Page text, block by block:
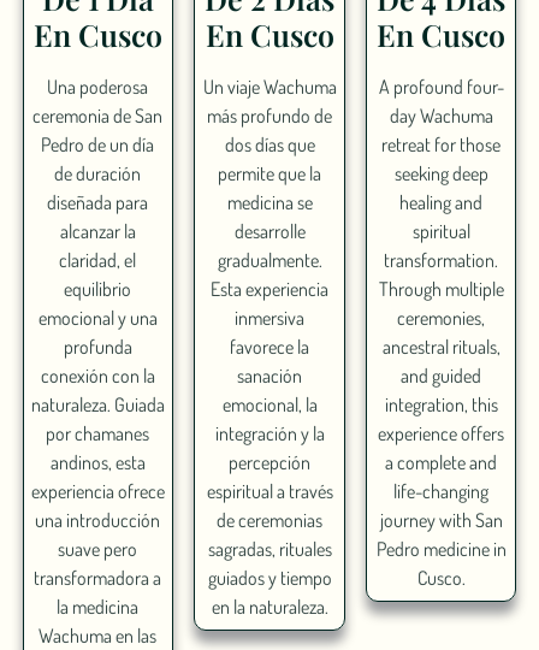
En Cusco
Una poderosa
ceremonia de San
Pedro de un día
de duración
diseñada para
alcanzar la
claridad, el
equilibrio
emocional y una
profunda
conexión con la
naturaleza. Guiada
por chamanes
andinos, esta
experiencia ofrece
una introducción
suave pero
transformadora a
la medicina
Wachuma en las
En Cusco
Un viaje Wachuma
más profundo de
dos días que
permite que la
medicina se
desarrolle
gradualmente.
Esta experiencia
inmersiva
favorece la
sanación
emocional, la
integración y la
percepción
espiritual a través
de ceremonias
sagradas, rituales
guiados y tiempo
en la naturaleza.
En Cusco
A profound four-
day Wachuma
retreat for those
seeking deep
healing and
spiritual
transformation.
Through multiple
ceremonies,
ancestral rituals,
and guided
integration, this
experience offers
a complete and
life-changing
journey with San
Pedro medicine in
Cusco.